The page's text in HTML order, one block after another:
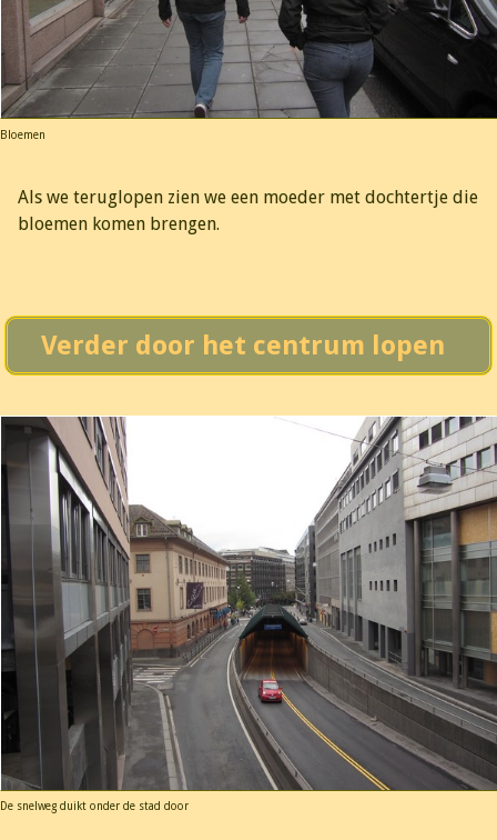
Bloemen
Als we teruglopen zien we een moeder met dochtertje die
bloemen komen brengen.
Verder door het centrum lopen
De snelweg duikt onder de stad door